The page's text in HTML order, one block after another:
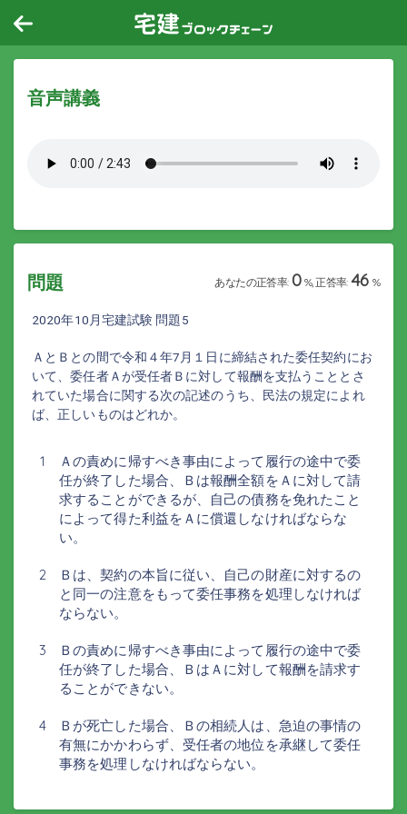
音声講義
問題
2020年10月宅建試験 問題5
ＡとＢとの間で令和４年7月１日に締結された委任契約にお
いて、委任者Ａが受任者Ｂに対して報酬を支払うこととさ
れていた場合に関する次の記述のうち、民法の規定によれ
ば、正しいものはどれか。
あなたの正答率: 0 %, 正答率: 46 %
Ａの責めに帰すべき事由によって履行の途中で委
任が終了した場合、Ｂは報酬全額をＡに対して請
求することができるが、自己の債務を免れたこと
によって得た利益をＡに償還しなければならな
い。
Ｂは、契約の本旨に従い、自己の財産に対するの
と同一の注意をもって委任事務を処理しなければ
ならない。
Ｂの責めに帰すべき事由によって履行の途中で委
任が終了した場合、ＢはＡに対して報酬を請求す
ることができない。
Ｂが死亡した場合、Ｂの相続人は、急迫の事情の
有無にかかわらず、受任者の地位を承継して委任
事務を処理しなければならない。